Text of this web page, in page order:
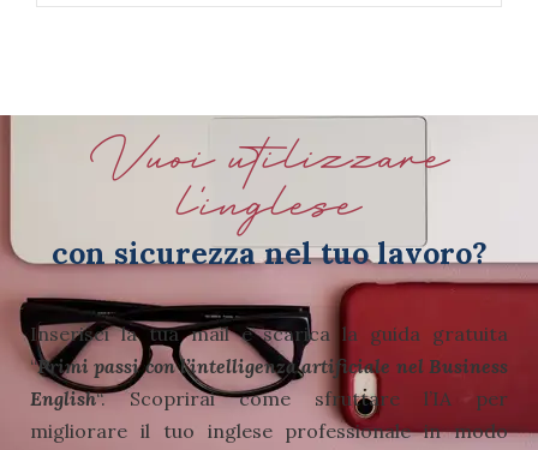
Vuoi utilizzare
l'inglese
con sicurezza nel tuo lavoro?
Inserisci la tua mail e scarica la guida gratuita
“Primi passi con l’intelligenza artificiale nel Business
English“.Scoprirai come sfruttare l’IA per
migliorare il tuo inglese professionale in modo